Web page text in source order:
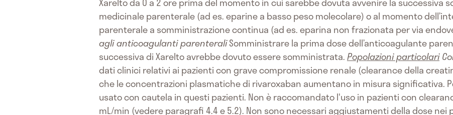
medicinale parenterale (ad es. eparine a basso peso molecolare) o al momento
parenterale a somministrazione continua (ad es. eparina non frazionata per via
agli anticoagulanti parenteraliSomministrare la prima dose dell’anticoagulante
successiva di Xarelto avrebbe dovuto essere somministrata.Popolazioni particolari
dati clinici relativi ai pazienti con grave compromissione renale (clearance della
che le concentrazioni plasmatiche di rivaroxaban aumentano in misura significativa.
usato con cautela in questi pazienti. Non è raccomandato l'uso in pazienti con
mL/min (vedere paragrafi 4.4 e 5.2). Non sono necessari aggiustamenti della dose nei